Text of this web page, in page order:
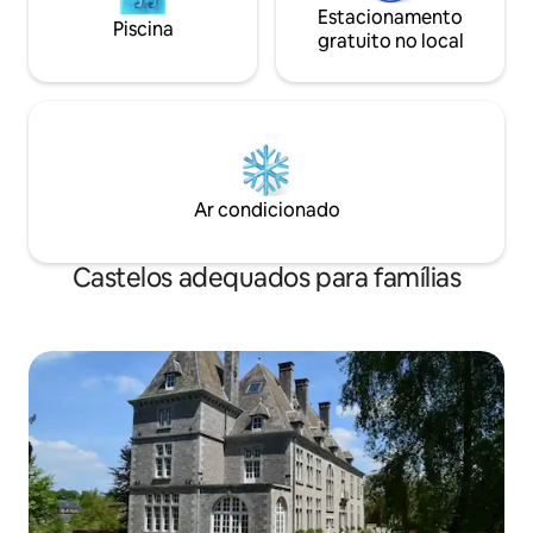
Piscina
Estacionamento
gratuito no local
Ar condicionado
Castelos adequados para famílias